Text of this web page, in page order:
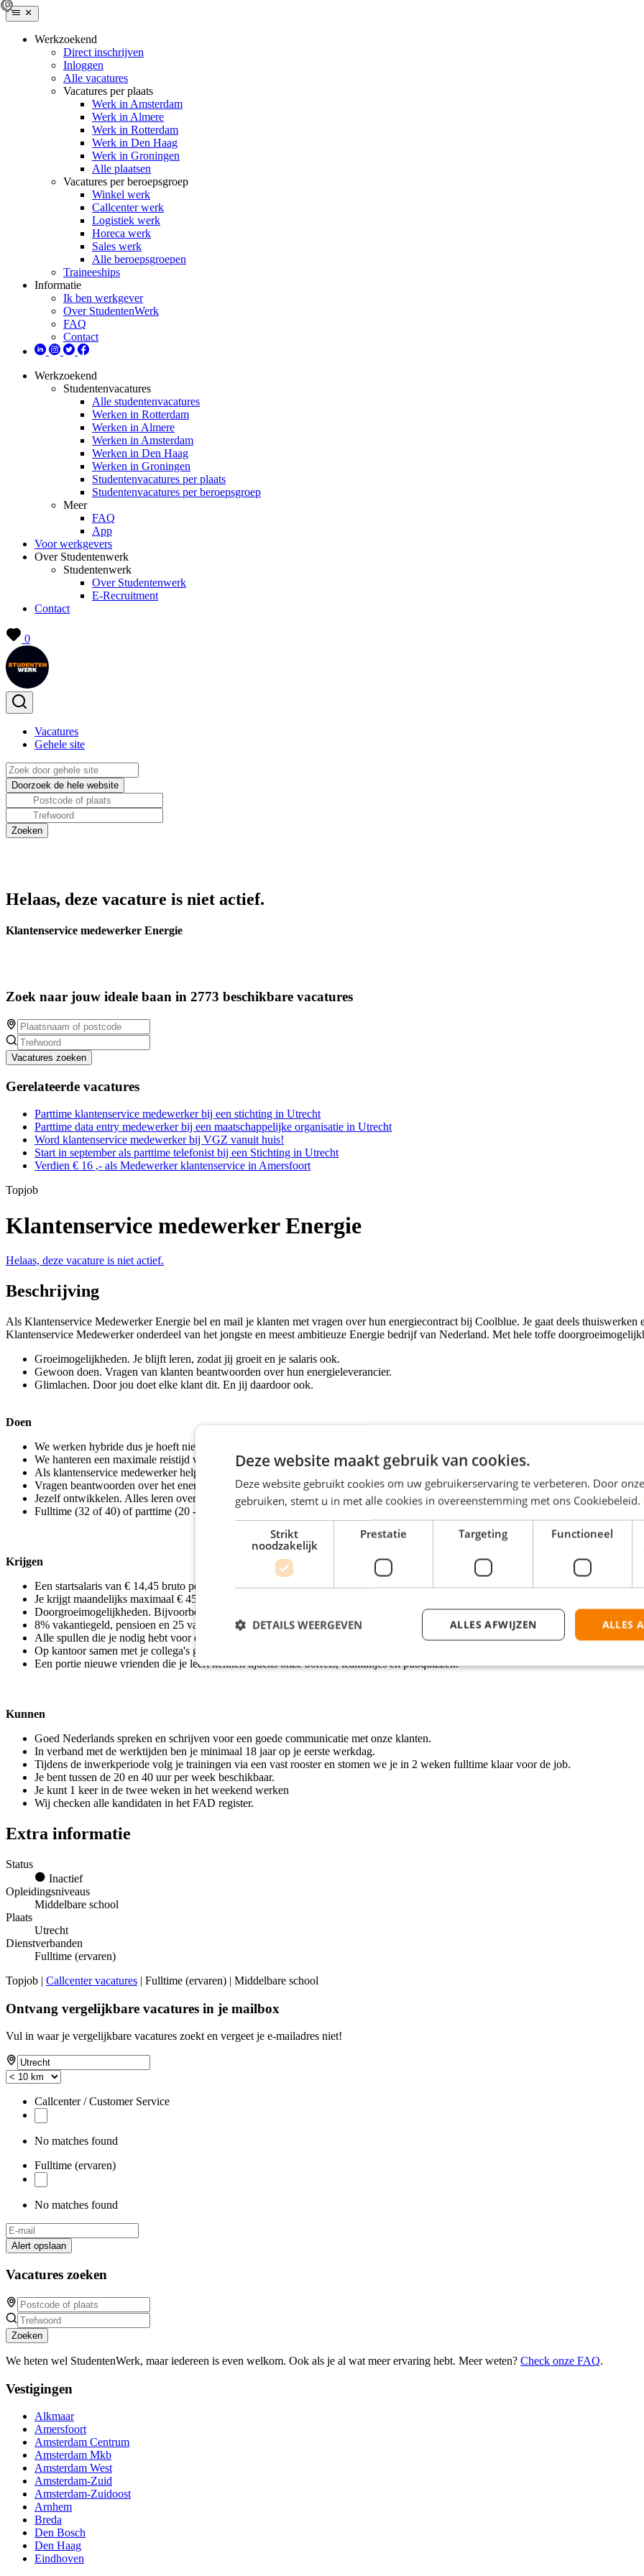
Werkzoekend
Direct inschrijven
Inloggen
Alle vacatures
Vacatures per plaats
Werk in Amsterdam
Werk in Almere
Werk in Rotterdam
Werk in Den Haag
Werk in Groningen
Alle plaatsen
Vacatures per beroepsgroep
Winkel werk
Callcenter werk
Logistiek werk
Horeca werk
Sales werk
Alle beroepsgroepen
Traineeships
Informatie
Ik ben werkgever
Over StudentenWerk
FAQ
Contact
Werkzoekend
Studentenvacatures
Alle studentenvacatures
Werken in Rotterdam
Werken in Almere
Werken in Amsterdam
Werken in Den Haag
Werken in Groningen
Studentenvacatures per plaats
Studentenvacatures per beroepsgroep
Meer
FAQ
App
Voor werkgevers
Over Studentenwerk
Studentenwerk
Over Studentenwerk
E-Recruitment
Contact
0
Vacatures
Gehele site
Helaas, deze vacature is niet actief.
Klantenservice medewerker Energie
Zoek naar jouw ideale baan in 2773 beschikbare vacatures
Vacatures zoeken
Gerelateerde vacatures
Parttime klantenservice medewerker bij een stichting in Utrecht
Parttime data entry medewerker bij een maatschappelijke organisatie in Utrecht
Word klantenservice medewerker bij VGZ vanuit huis!
Start in september als parttime telefonist bij een Stichting in Utrecht
Verdien € 16 ,- als Medewerker klantenservice in Amersfoort
Topjob
Klantenservice medewerker Energie
Helaas, deze vacature is niet actief.
Beschrijving
Als Klantenservice Medewerker Energie bel en mail je klanten met vragen over hun energiecontract bij Coolblue. Je gaat deels
Klantenservice Medewerker onderdeel van het jongste en meest ambitieuze Energie bedrijf van Nederland. Met hele toffe
Groeimogelijkheden. Je blijft leren, zodat jij groeit en je salaris ook.
Gewoon doen. Vragen van klanten beantwoorden over hun energieleverancier.
Glimlachen. Door jou doet elke klant dit. En jij daardoor ook.
Doen
We werken hybride dus je hoeft niet elke dag naar ons spiksplinternieuwe kantoor in Utrecht te komen, maar we zien je graag
We hanteren een maximale reistijd van 45 minuten met het openbaar vervoer (enkele reis).
Als klantenservice medewerker help je klanten via de telefoon en mail. Dit doe jij zo goed dat ze ervan gaan glimlachen.
Vragen beantwoorden over het energiecontract, de energierekening, termijnbedragen, verbruik en meterstanden.
Jezelf ontwikkelen. Alles leren over de energiemarkt en doorgroeien binnen de gehele organisatie.
Fulltime (32 of 40) of parttime (20 - 24) werken is mogelijk. Werken kan van maandag t/m vrijdag tussen 8:00 en 20:00 uur. En op
Krijgen
Een startsalaris van € 14,45 bruto per uur.
Je krijgt maandelijks maximaal € 45,00 netto om goed bereikbaar te zijn wanneer je thuiswerkt.
Doorgroeimogelijkheden. Bijvoorbeeld naar Finance Medewerker, Backoffice Medewerker of Accountmanager.
8% vakantiegeld, pensioen en 25 vakantiedagen o.b.v. Een fulltime contract.
Alle spullen die je nodig hebt voor een fijne thuiswerkplek. Zoals een laptop, bureau, monitor en bureaustoel.
Op kantoor samen met je collega's genieten van de versbereide lunches.
Een portie nieuwe vrienden die je leert kennen tijdens onze borrels, teamuitjes en pubquizzen.
Kunnen
Goed Nederlands spreken en schrijven voor een goede communicatie met onze klanten.
In verband met de werktijden ben je minimaal 18 jaar op je eerste werkdag.
Tijdens de inwerkperiode volg je trainingen via een vast rooster en stomen we je in 2 weken fulltime klaar voor de job.
Je bent tussen de 20 en 40 uur per week beschikbaar.
Je kunt 1 keer in de twee weken in het weekend werken
Wij checken alle kandidaten in het FAD register.
Extra informatie
Status
Inactief
Opleidingsniveaus
Middelbare school
Plaats
Utrecht
Dienstverbanden
Fulltime (ervaren)
Topjob | Callcenter vacatures | Fulltime (ervaren) | Middelbare school
Ontvang vergelijkbare vacatures in je mailbox
Vul in waar je vergelijkbare vacatures zoekt en vergeet je e-mailadres niet!
Callcenter / Customer Service
No matches found
Fulltime (ervaren)
No matches found
Alert opslaan
Vacatures zoeken
Zoeken
We heten wel StudentenWerk, maar iedereen is even welkom. Ook als je al wat meer ervaring hebt. Meer weten? Check onze FAQ.
Vestigingen
Alkmaar
Amersfoort
Amsterdam Centrum
Amsterdam Mkb
Amsterdam West
Amsterdam-Zuid
Amsterdam-Zuidoost
Arnhem
Breda
Den Bosch
Den Haag
Eindhoven
Deze website maakt gebruik van cookies.
Deze website gebruikt cookies om uw gebruikerservaring te verbeteren. Door
gebruiken, stemt u in met alle cookies in overeenstemming met ons Cookiebeleid.
Strikt
noodzakelijk
Prestatie Targeting Functioneel
ALLES
ALLES AFWIJZEN
DETAILS WEERGEVEN